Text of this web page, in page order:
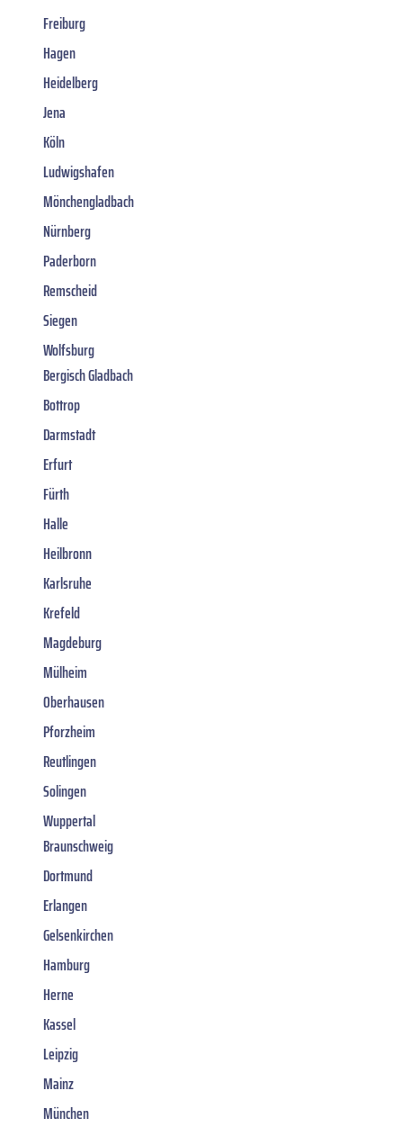
Freiburg
Hagen
Heidelberg
Jena
Köln
Ludwigshafen
Mönchengladbach
Nürnberg
Paderborn
Remscheid
Siegen
Wolfsburg
Bergisch Gladbach
Bottrop
Darmstadt
Erfurt
Fürth
Halle
Heilbronn
Karlsruhe
Krefeld
Magdeburg
Mülheim
Oberhausen
Pforzheim
Reutlingen
Solingen
Wuppertal
Braunschweig
Dortmund
Erlangen
Gelsenkirchen
Hamburg
Herne
Kassel
Leipzig
Mainz
München